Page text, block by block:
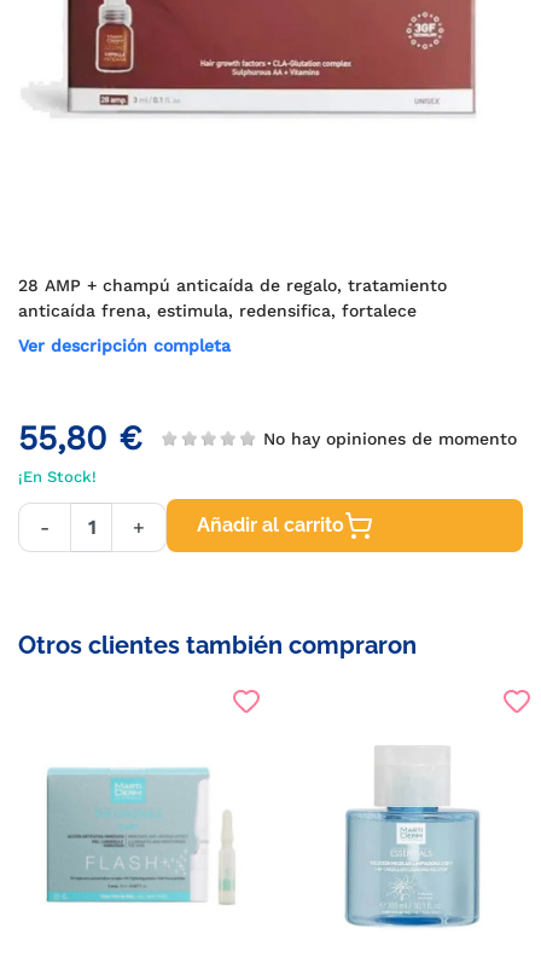
28 AMP + champú anticaída de regalo, tratamiento
anticaída frena, estimula, redensifica, fortalece
Ver descripción completa
55,80 € No hay opiniones de momento
¡En Stock!
- + Añadir al carrito
Otros clientes también compraron